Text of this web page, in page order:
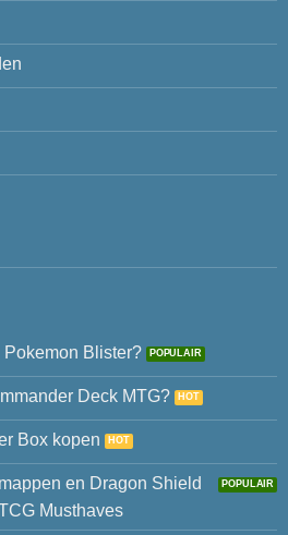
Pokemon Blister?
Deck MTG?
Box kopen
en Dragon Shield
Musthaves